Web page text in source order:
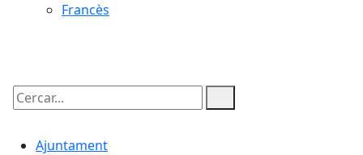
Francès
Cercar:
Ajuntament